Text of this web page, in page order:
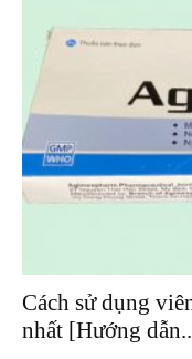
Cách sử dụng
nhất [Hướng